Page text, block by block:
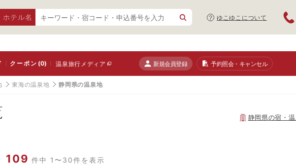
ホテル名 ゆこゆこについて
クーポン(0) 温泉旅行メディア 新規会員登録 予約照会・キャンセル
東海の温泉地 静岡県の温泉地
静岡県の宿・
109 件中 1〜30件を表示